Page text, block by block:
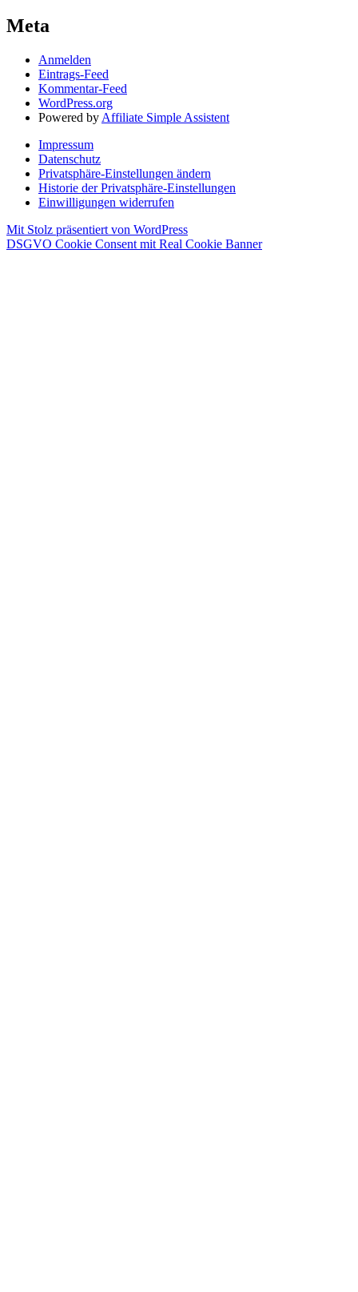
Meta
Anmelden
Eintrags-Feed
Kommentar-Feed
WordPress.org
Powered by Affiliate Simple Assistent
Impressum
Datenschutz
Privatsphäre-Einstellungen ändern
Historie der Privatsphäre-Einstellungen
Einwilligungen widerrufen
Mit Stolz präsentiert von WordPress
DSGVO Cookie Consent mit Real Cookie Banner